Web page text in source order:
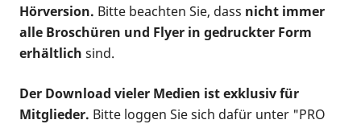
Hörversion. Bitte beachten Sie, dass nicht immer
alle Broschüren und Flyer in gedruckter Form
erhältlich sind.
Der Download vieler Medien ist exklusiv für
Mitglieder. Bitte loggen Sie sich dafür unter "PRO